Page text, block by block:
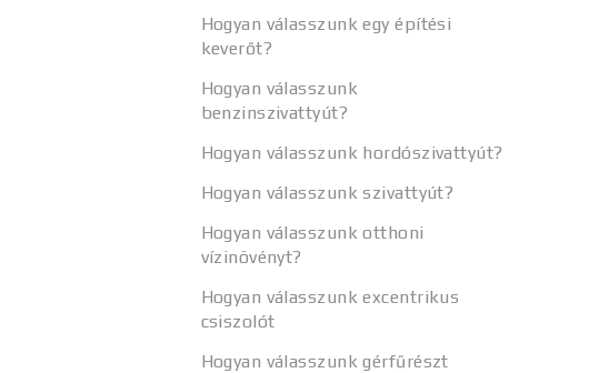
Hogyan válasszunk egy építési
keverőt?
Hogyan válasszunk
benzinszivattyút?
Hogyan válasszunk hordószivattyút?
Hogyan válasszunk szivattyút?
Hogyan válasszunk otthoni
vízinövényt?
Hogyan válasszunk excentrikus
csiszolót
Hogyan válasszunk gérfűrészt